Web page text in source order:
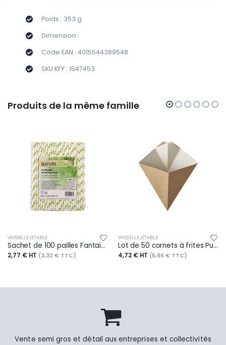
Poids : 353 g
Dimension :
Code EAN : 4015544389548
SKU KFY : 1547453
Produits de la même famille
VAISSELLE JETABLE
Sachet de 100 pailles Fantaisie en papier, long. 197 mm, poids verts / blanc
2,77 € HT (3,32 € TTC)
VAISSELLE JETABLE
Lot de 50 cornets à frites Pure, 16,5x19,5 cm, en carton brun
4,72 € HT (5,66 € TTC)
Vente semi gros et détail aux entreprises et collectivités